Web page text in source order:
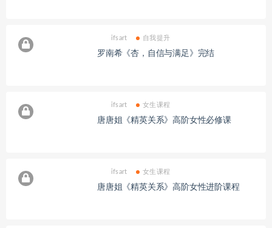
ifsart 自我提升
罗南希《杏，自信与满足》完结
ifsart 女生课程
唐唐姐《精英关系》高阶女性必修课
ifsart 女生课程
唐唐姐《精英关系》高阶女性进阶课程